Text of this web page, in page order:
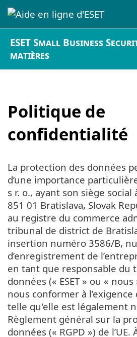
ESET Small Business
matières
Politique de
confidentialité
La protection des données
d’une importance
s r. o., ayant son siège social
851 01 Bratislava, Slovak
au registre du commerce
tribunal de district de
insertion numéro 3586/B,
d’enregistrement de
en tant que responsable du
données (« ESET » ou «
nous conformer à
telle qu'elle est légalement
Règlement général sur la
données (« RGPD ») de